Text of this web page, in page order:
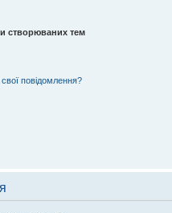
створюваних тем
повідомлення?